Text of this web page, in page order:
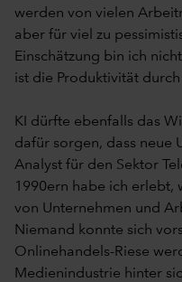
werden von vielen
aber für viel zu
Einschätzung bin ich
ist die Produktivität
KI dürfte ebenfalls das
dafür sorgen, dass neue
Analyst für den Sektor
1990ern habe ich erlebt,
von Unternehmen und
Niemand konnte sich
Onlinehandels-Riese
Medienindustrie hinter